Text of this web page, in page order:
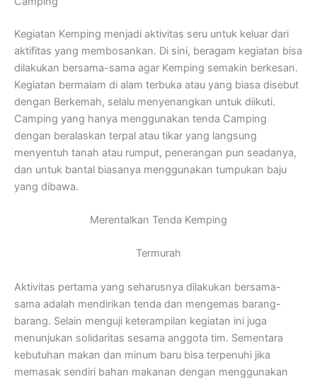
Kegiatan Kemping menjadi aktivitas seru untuk keluar dari
aktifitas yang membosankan. Di sini, beragam kegiatan bisa
dilakukan bersama-sama agar Kemping semakin berkesan.
Kegiatan bermalam di alam terbuka atau yang biasa disebut
dengan Berkemah, selalu menyenangkan untuk diikuti.
Camping yang hanya menggunakan tenda Camping
dengan beralaskan terpal atau tikar yang langsung
menyentuh tanah atau rumput, penerangan pun seadanya,
dan untuk bantal biasanya menggunakan tumpukan baju
yang dibawa.
Merentalkan Tenda Kemping
Termurah
Aktivitas pertama yang seharusnya dilakukan bersama-
sama adalah mendirikan tenda dan mengemas barang-
barang. Selain menguji keterampilan kegiatan ini juga
menunjukan solidaritas sesama anggota tim. Sementara
kebutuhan makan dan minum baru bisa terpenuhi jika
memasak sendiri bahan makanan dengan menggunakan